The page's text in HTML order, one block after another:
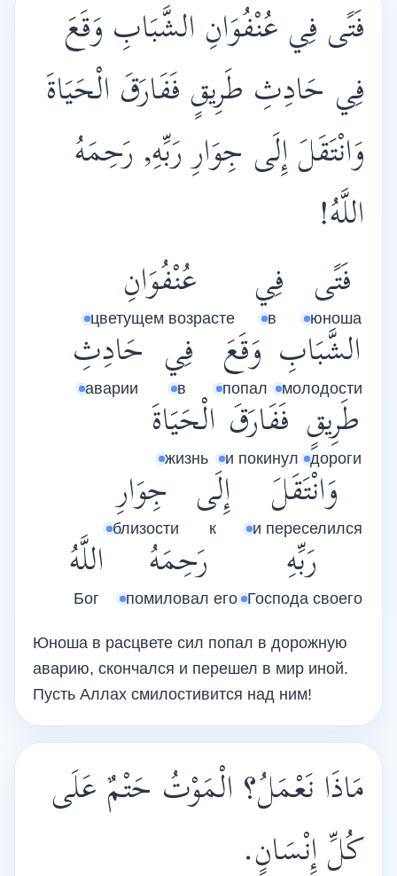
فَتًى فِي عُنْفُوَانِ الشَّبَابِ وَقَعَ
فِي حَادِثِ طَرِيقٍ فَفَارَقَ الْحَيَاةَ
وَانْتَقَلَ إِلَى جِوَارِ رَبِّهِ, رَحِمَهُ
اللَّهُ!
فَتًى
юноша
فِي
в
عُنْفُوَانِ
цветущем возрасте
الشَّبَابِ
молодости
وَقَعَ
попал
فِي
в
حَادِثِ
аварии
طَرِيقٍ
дороги
فَفَارَقَ
и покинул
الْحَيَاةَ
жизнь
وَانْتَقَلَ
и переселился
إِلَى
к
جِوَارِ
близости
رَبِّهِ
Господа своего
رَحِمَهُ
помиловал его
اللَّهُ
Бог
Юноша в расцвете сил попал в дорожную
аварию, скончался и перешел в мир иной.
Пусть Аллах смилостивится над ним!
مَاذَا نَعْمَلُ؟ الْمَوْتُ حَتْمٌ عَلَى
كُلِّ إِنْسَانٍ.